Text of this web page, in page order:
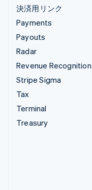
決済用リンク
Payments
Payouts
Radar
Revenue Recognition
Stripe Sigma
Tax
Terminal
Treasury